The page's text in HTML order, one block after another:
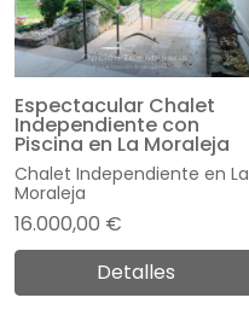
Espectacular Chalet
Independiente con
Piscina en La Moraleja
Chalet Independiente en La
Moraleja
16.000,00 €
Detalles